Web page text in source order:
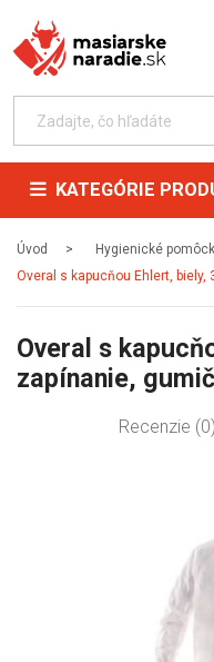
KATEGÓRIE
Úvod Hygienické
Overal s kapucňou Ehlert,
Overal s
zapínanie,
Recenzie (0)